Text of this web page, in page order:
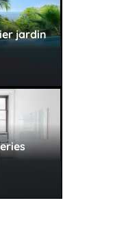
jardin